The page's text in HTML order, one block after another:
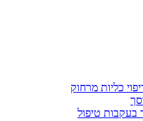
כליות מרחוק
בעקבות טיפול